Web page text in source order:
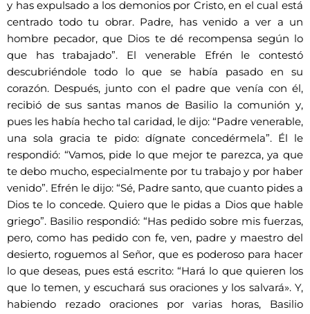
y has expulsado a los demonios por Cristo, en el cual está
centrado todo tu obrar. Padre, has venido a ver a un
hombre pecador, que Dios te dé recompensa según lo
que has trabajado”. El venerable Efrén le contestó
descubriéndole todo lo que se había pasado en su
corazón. Después, junto con el padre que venía con él,
recibió de sus santas manos de Basilio la comunión y,
pues les había hecho tal caridad, le dijo: “Padre venerable,
una sola gracia te pido: dígnate concedérmela”. Él le
respondió: “Vamos, pide lo que mejor te parezca, ya que
te debo mucho, especialmente por tu trabajo y por haber
venido”. Efrén le dijo: “Sé, Padre santo, que cuanto pides a
Dios te lo concede. Quiero que le pidas a Dios que hable
griego”. Basilio respondió: “Has pedido sobre mis fuerzas,
pero, como has pedido con fe, ven, padre y maestro del
desierto, roguemos al Señor, que es poderoso para hacer
lo que deseas, pues está escrito: “Hará lo que quieren los
que lo temen, y escuchará sus oraciones y los salvará». Y,
habiendo rezado oraciones por varias horas, Basilio